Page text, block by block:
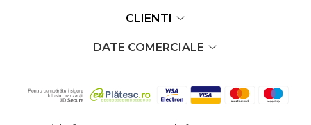
CLIENTI
DATE COMERCIALE